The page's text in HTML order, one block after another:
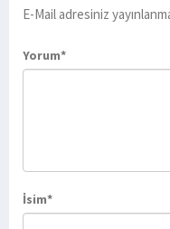
E-Mail adresiniz
Yorum*
İsim*